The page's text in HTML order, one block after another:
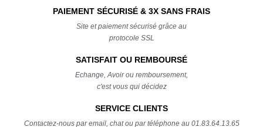
PAIEMENT SÉCURISÉ & 3X SANS FRAIS
Site et paiement sécurisé grâce au
protocole SSL
SATISFAIT OU REMBOURSÉ
Echange, Avoir ou remboursement,
c'est vous qui décidez
SERVICE CLIENTS
Contactez-nous par email, chat ou par téléphone au 01.83.64.13.65